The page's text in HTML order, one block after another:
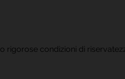
rigorose condizioni di